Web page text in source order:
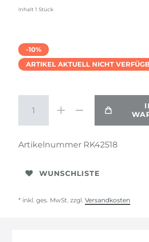
Inhalt 1 Stück
-10%
ARTIKEL AKTUELL NICHT
Artikelnummer RK42518
WUNSCHLISTE
* inkl. ges. MwSt. zzgl. Versandkosten